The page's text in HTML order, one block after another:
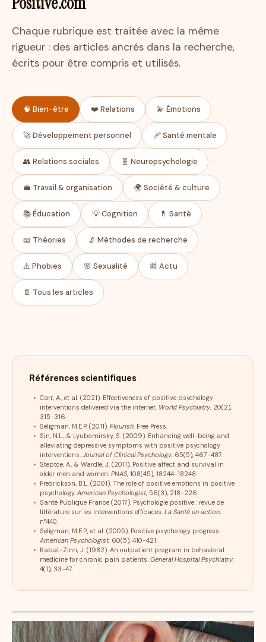
Chaque rubrique est traitée avec la même
rigueur : des articles ancrés dans la recherche,
écrits pour être compris et utilisés.
🧠 Bien-être ❤️ Relations 💫 Émotions
🚀 Développement personnel 🩹 Santé mentale
👥 Relations sociales 🧬 Neuropsychologie
💼 Travail & organisation 🌍 Société & culture
📚 Éducation 💡 Cognition 💊 Santé
📖 Théories 🔬 Méthodes de recherche
⚠️ Phobies 🌸 Sexualité 📰 Actu
📄 Tous les articles
Références scientifiques
Carr, A., et al. (2021). Effectiveness of positive psychology
interventions delivered via the internet. World Psychiatry, 20(2),
315-316.
Seligman, M.E.P. (2011). Flourish. Free Press.
Sin, N.L., & Lyubomirsky, S. (2009). Enhancing well-being and
alleviating depressive symptoms with positive psychology
interventions. Journal of Clinical Psychology, 65(5), 467-487.
Steptoe, A., & Wardle, J. (2011). Positive affect and survival in
older men and women. PNAS, 108(45), 18244-18248.
Fredrickson, B.L. (2001). The role of positive emotions in positive
psychology. American Psychologist, 56(3), 218-226.
Santé Publique France (2017). Psychologie positive : revue de
littérature sur les interventions efficaces. La Santé en action,
n°440.
Seligman, M.E.P., et al. (2005). Positive psychology progress.
American Psychologist, 60(5), 410-421.
Kabat-Zinn, J. (1982). An outpatient program in behavioral
medicine for chronic pain patients. General Hospital Psychiatry,
4(1), 33-47.